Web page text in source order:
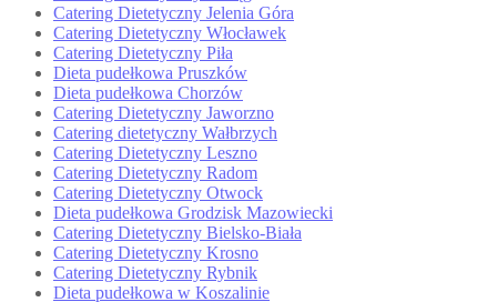
Catering Dietetyczny Jelenia Góra
Catering Dietetyczny Włocławek
Catering Dietetyczny Piła
Dieta pudełkowa Pruszków
Dieta pudełkowa Chorzów
Catering Dietetyczny Jaworzno
Catering dietetyczny Wałbrzych
Catering Dietetyczny Leszno
Catering Dietetyczny Radom
Catering Dietetyczny Otwock
Dieta pudełkowa Grodzisk Mazowiecki
Catering Dietetyczny Bielsko-Biała
Catering Dietetyczny Krosno
Catering Dietetyczny Rybnik
Dieta pudełkowa w Koszalinie